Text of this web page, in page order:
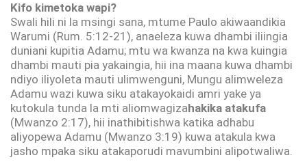
Kifo kimetoka wapi?
Swali hili ni la msingi sana, mtume Paulo akiwaandikia
Warumi (Rum. 5:12-21), anaeleza kuwa dhambi iliingia
duniani kupitia Adamu; mtu wa kwanza na kwa kuingia
dhambi mauti pia yakaingia, hii ina maana kuwa dhambi
ndiyo iliyoleta mauti ulimwenguni, Mungu alimweleza
Adamu wazi kuwa siku atakayokaidi amri yake ya
kutokula tunda la mti aliomwagizahakika atakufa
(Mwanzo 2:17), hii inathibitishwa katika adhabu
aliyopewa Adamu (Mwanzo 3:19) kuwa atakula kwa
jasho mpaka siku atakaporudi mavumbini alipotwaliwa.